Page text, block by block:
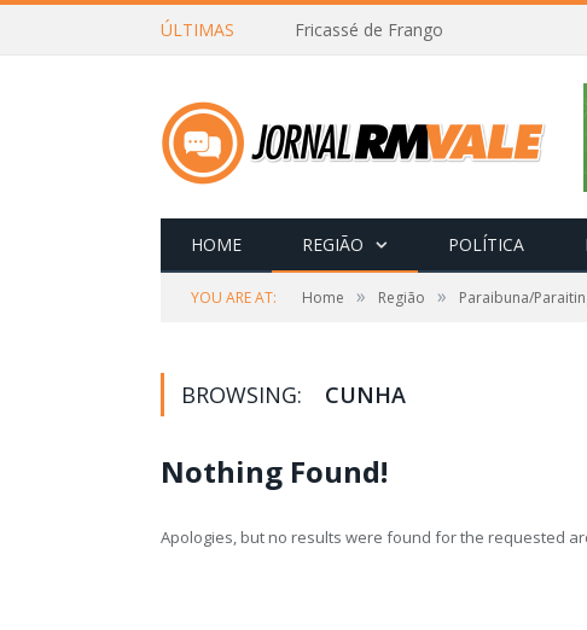
ÚLTIMAS Fricassé de Frango
HOME REGIÃO POLÍTICA
YOU ARE AT: Home » Região » Paraibuna/
BROWSING: CUNHA
Nothing Found!
Apologies, but no results were found for the requested